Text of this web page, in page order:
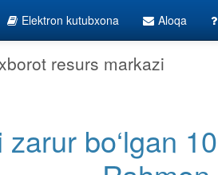
Elektron kutubxona Aloqa
resurs markazi
zarur bo‘lgan